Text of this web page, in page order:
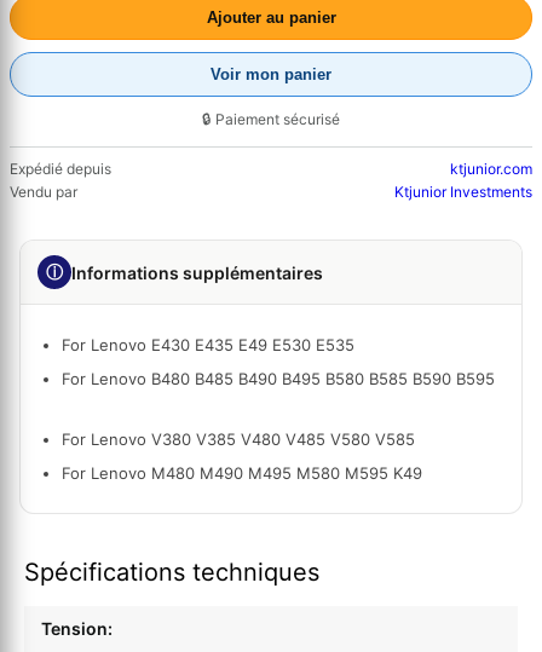
Ajouter au panier
Voir mon panier
🔒 Paiement sécurisé
Expédié depuis
ktjunior.com
Vendu par
Ktjunior Investments
ⓘ Informations supplémentaires
For Lenovo E430 E435 E49 E530 E535
For Lenovo B480 B485 B490 B495 B580 B585 B590 B595
For Lenovo V380 V385 V480 V485 V580 V585
For Lenovo M480 M490 M495 M580 M595 K49
Spécifications techniques
Tension: